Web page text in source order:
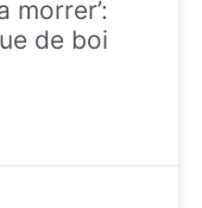
morrer’:
de boi